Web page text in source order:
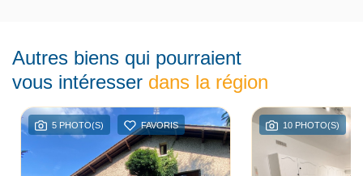
Autres biens qui pourraient
vous intéresser dans la région
5 PHOTO(S) FAVORIS 10 PHOTO(S)